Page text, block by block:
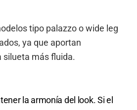
tipo palazzo o wide leg
ya que aportan
silueta más fluida.
la armonía del look. Si el